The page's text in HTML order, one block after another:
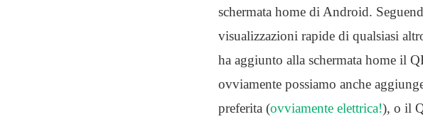
schermata home di Android.
visualizzazioni rapide di qualsiasi
ha aggiunto alla schermata home il
ovviamente possiamo anche
preferita (ovviamente elettrica!), o il